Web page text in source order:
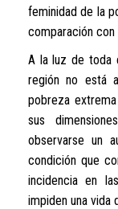
feminidad de la
comparación
A la luz de toda
región no está
pobreza
sus
observarse un
condición que
incidencia en
impiden una vida